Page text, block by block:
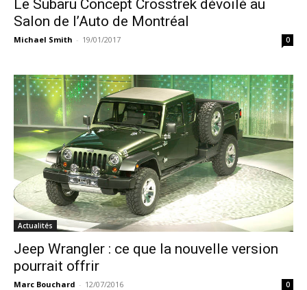
Le Subaru Concept Crosstrek dévoilé au
Salon de l’Auto de Montréal
Michael Smith - 19/01/2017 0
Actualités
Jeep Wrangler : ce que la nouvelle version
pourrait offrir
Marc Bouchard - 12/07/2016 0